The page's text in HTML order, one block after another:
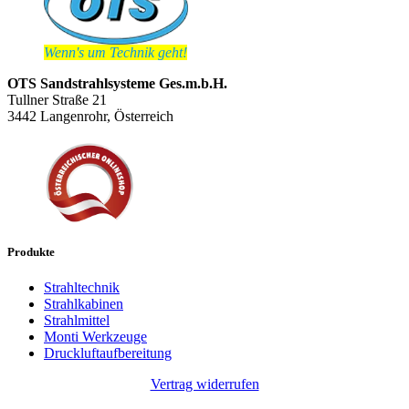
Wenn's um Technik geht!
OTS Sandstrahlsysteme Ges.m.b.H.
Tullner Straße 21
3442 Langenrohr, Österreich
Produkte
Strahltechnik
Strahlkabinen
Strahlmittel
Monti Werkzeuge
Druckluftaufbereitung
Vertrag widerrufen